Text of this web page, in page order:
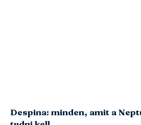
Despina: minden, amit a